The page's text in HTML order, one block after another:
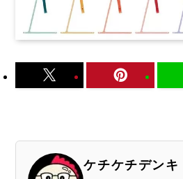
ケチケチデンキ